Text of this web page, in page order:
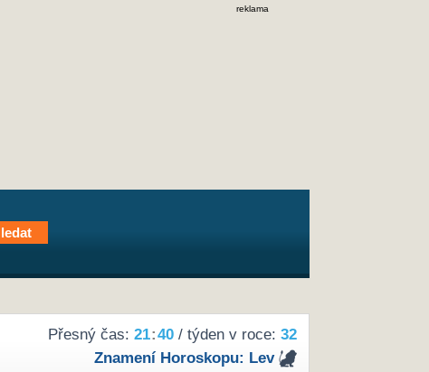
reklama
Přesný čas: 21 40/ týden v roce: 32
Znamení Horoskopu: Lev